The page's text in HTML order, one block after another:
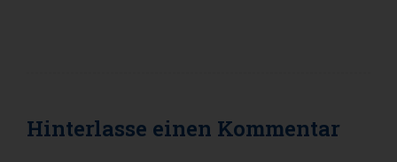
Hinterlasse einen Kommentar